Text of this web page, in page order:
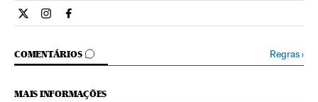
Internacional El País Brasil en Twitter
Internacional El País Brasil en Instagram
Internacional El País Brasil en Facebook
COMENTÁRIOS
COMENTÁRIOS Regras›
MAIS INFORMAÇÕES